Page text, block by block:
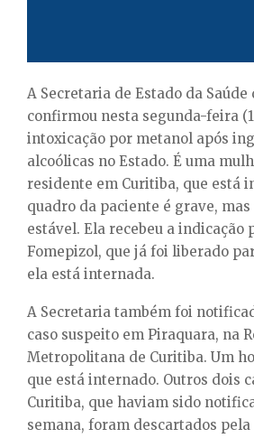
A Secretaria de Estado da Saúde
confirmou nesta segunda-feira
intoxicação por metanol após
alcoólicas no Estado. É uma
residente em Curitiba, que está
quadro da paciente é grave,
estável. Ela recebeu a indicação
Fomepizol, que já foi liberado
ela está internada.
A Secretaria também foi
caso suspeito em Piraquara, na
Metropolitana de Curitiba. Um
que está internado. Outros dois
Curitiba, que haviam sido
semana, foram descartados